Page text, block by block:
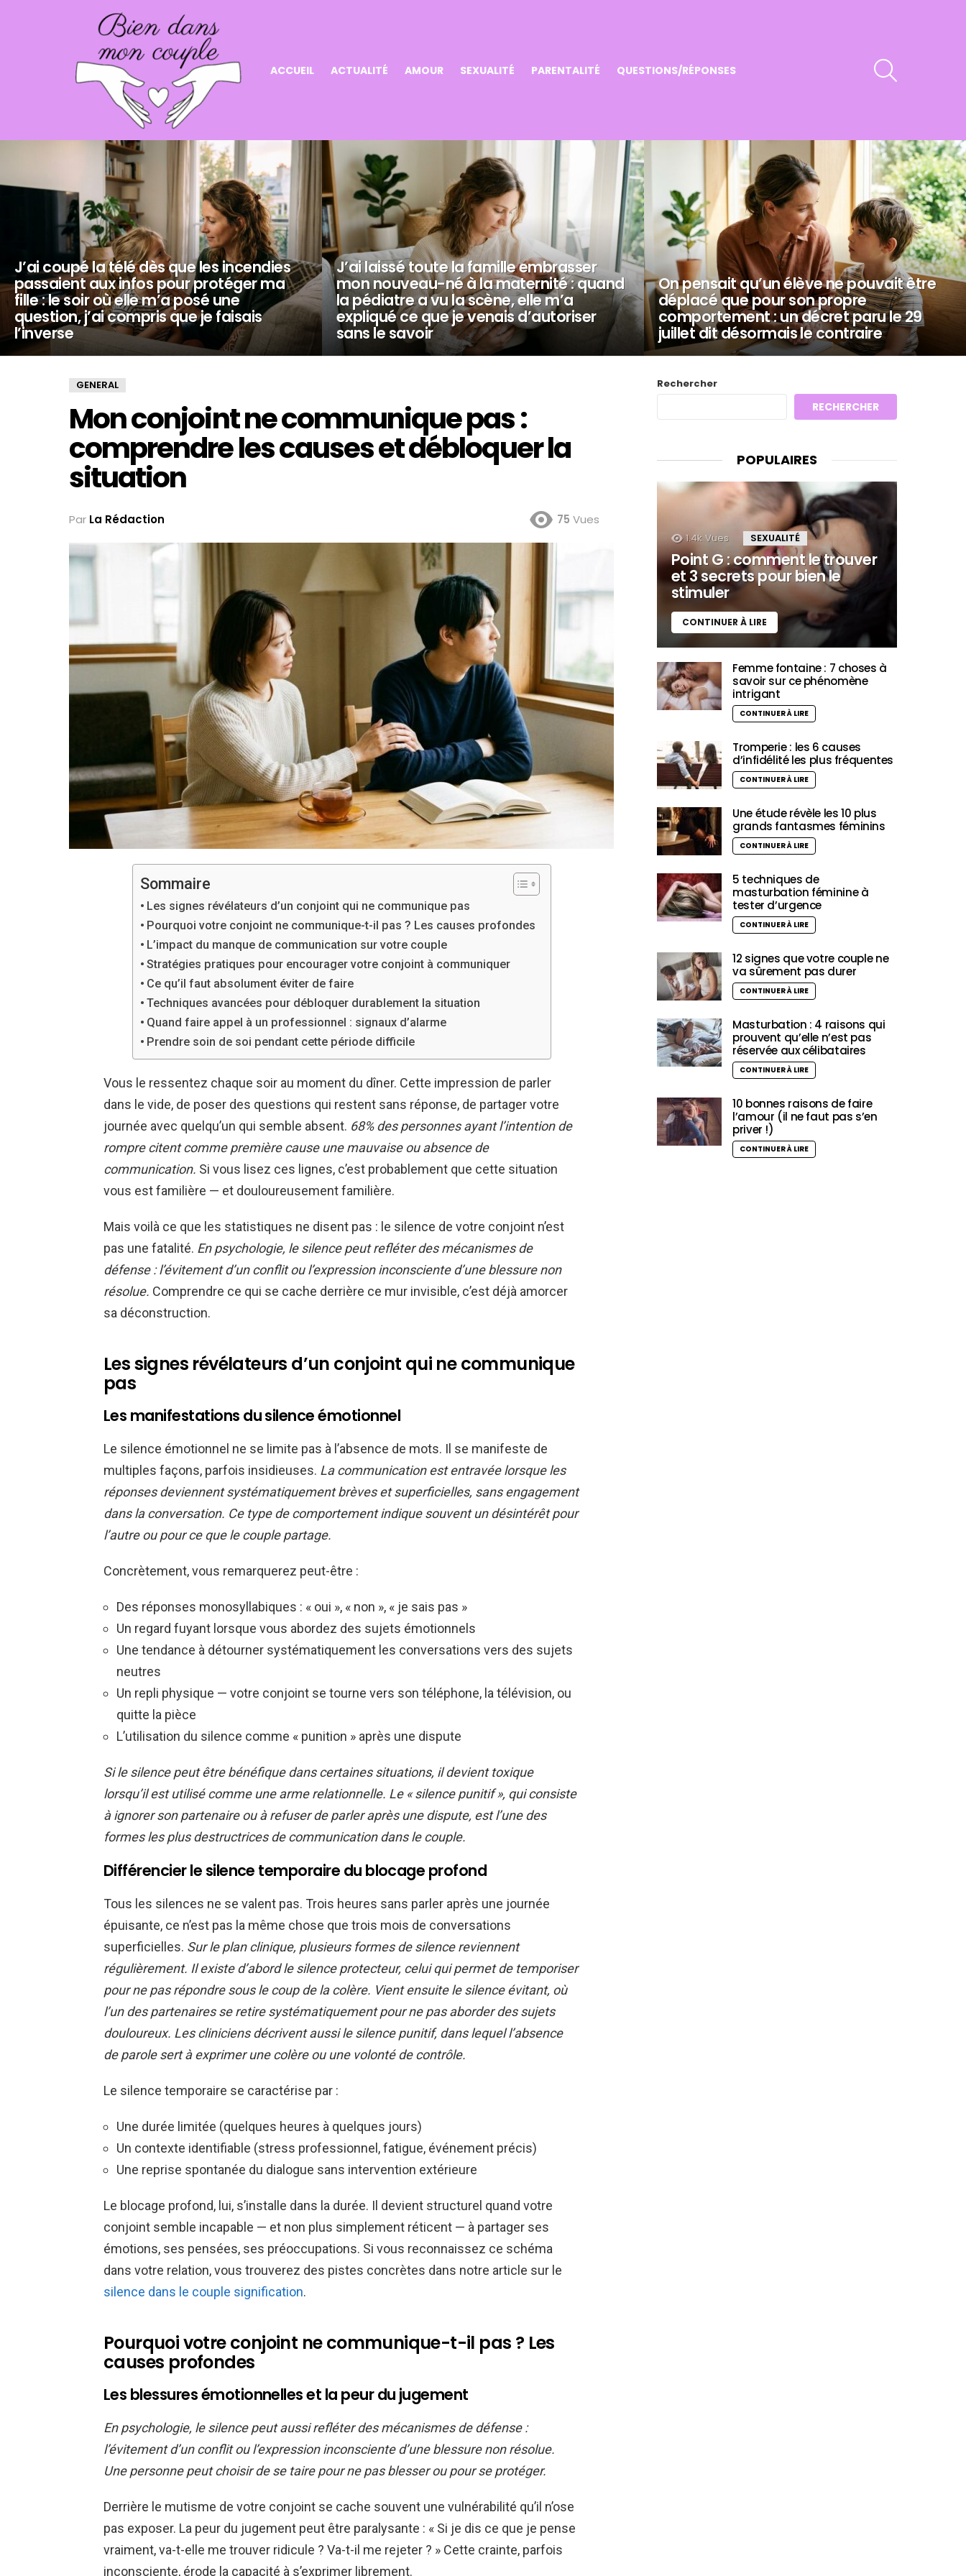
ACCUEIL ACTUALITÉ AMOUR SEXUALITÉ PARENTALITÉ QUESTIONS/RÉPONSES
J’ai coupé la télé dès que les incendies
passaient aux infos pour protéger ma
fille : le soir où elle m’a posé une
question, j’ai compris que je faisais
l’inverse
J’ai laissé toute la famille embrasser
mon nouveau-né à la maternité : quand
la pédiatre a vu la scène, elle m’a
expliqué ce que je venais d’autoriser
sans le savoir
On pensait qu’un élève ne pouvait être
déplacé que pour son propre
comportement : un décret paru le 29
juillet dit désormais le contraire
GENERAL
Mon conjoint ne communique pas :
comprendre les causes et débloquer la
situation
Par La Rédaction 75 Vues
Sommaire
Les signes révélateurs d’un conjoint qui ne communique pas
Pourquoi votre conjoint ne communique-t-il pas ? Les causes profondes
L’impact du manque de communication sur votre couple
Stratégies pratiques pour encourager votre conjoint à communiquer
Ce qu’il faut absolument éviter de faire
Techniques avancées pour débloquer durablement la situation
Quand faire appel à un professionnel : signaux d’alarme
Prendre soin de soi pendant cette période difficile
Vous le ressentez chaque soir au moment du dîner. Cette impression de parler
dans le vide, de poser des questions qui restent sans réponse, de partager votre
journée avec quelqu’un qui semble absent. 68% des personnes ayant l’intention de
rompre citent comme première cause une mauvaise ou absence de
communication. Si vous lisez ces lignes, c’est probablement que cette situation
vous est familière — et douloureusement familière.
Mais voilà ce que les statistiques ne disent pas : le silence de votre conjoint n’est
pas une fatalité. En psychologie, le silence peut refléter des mécanismes de
défense : l’évitement d’un conflit ou l’expression inconsciente d’une blessure non
résolue. Comprendre ce qui se cache derrière ce mur invisible, c’est déjà amorcer
sa déconstruction.
Les signes révélateurs d’un conjoint qui ne communique
pas
Les manifestations du silence émotionnel
Le silence émotionnel ne se limite pas à l’absence de mots. Il se manifeste de
multiples façons, parfois insidieuses. La communication est entravée lorsque les
réponses deviennent systématiquement brèves et superficielles, sans engagement
dans la conversation. Ce type de comportement indique souvent un désintérêt pour
l’autre ou pour ce que le couple partage.
Concrètement, vous remarquerez peut-être :
Des réponses monosyllabiques : « oui », « non », « je sais pas »
Un regard fuyant lorsque vous abordez des sujets émotionnels
Une tendance à détourner systématiquement les conversations vers des sujets
neutres
Un repli physique — votre conjoint se tourne vers son téléphone, la télévision, ou
quitte la pièce
L’utilisation du silence comme « punition » après une dispute
Si le silence peut être bénéfique dans certaines situations, il devient toxique
lorsqu’il est utilisé comme une arme relationnelle. Le « silence punitif », qui consiste
à ignorer son partenaire ou à refuser de parler après une dispute, est l’une des
formes les plus destructrices de communication dans le couple.
Différencier le silence temporaire du blocage profond
Tous les silences ne se valent pas. Trois heures sans parler après une journée
épuisante, ce n’est pas la même chose que trois mois de conversations
superficielles. Sur le plan clinique, plusieurs formes de silence reviennent
régulièrement. Il existe d’abord le silence protecteur, celui qui permet de temporiser
pour ne pas répondre sous le coup de la colère. Vient ensuite le silence évitant, où
l’un des partenaires se retire systématiquement pour ne pas aborder des sujets
douloureux. Les cliniciens décrivent aussi le silence punitif, dans lequel l’absence
de parole sert à exprimer une colère ou une volonté de contrôle.
Le silence temporaire se caractérise par :
Une durée limitée (quelques heures à quelques jours)
Un contexte identifiable (stress professionnel, fatigue, événement précis)
Une reprise spontanée du dialogue sans intervention extérieure
Le blocage profond, lui, s’installe dans la durée. Il devient structurel quand votre
conjoint semble incapable — et non plus simplement réticent — à partager ses
émotions, ses pensées, ses préoccupations. Si vous reconnaissez ce schéma
dans votre relation, vous trouverez des pistes concrètes dans notre article sur le
silence dans le couple signification.
Pourquoi votre conjoint ne communique-t-il pas ? Les
causes profondes
Les blessures émotionnelles et la peur du jugement
En psychologie, le silence peut aussi refléter des mécanismes de défense :
l’évitement d’un conflit ou l’expression inconsciente d’une blessure non résolue.
Une personne peut choisir de se taire pour ne pas blesser ou pour se protéger.
Derrière le mutisme de votre conjoint se cache souvent une vulnérabilité qu’il n’ose
pas exposer. La peur du jugement peut être paralysante : « Si je dis ce que je pense
vraiment, va-t-elle me trouver ridicule ? Va-t-il me rejeter ? » Cette crainte, parfois
inconsciente, érode la capacité à s’exprimer librement.
Rechercher
RECHERCHER
POPULAIRES
1.4k Vues SEXUALITÉ
Point G : comment le trouver
et 3 secrets pour bien le
stimuler
CONTINUER À LIRE
Femme fontaine : 7 choses à
savoir sur ce phénomène
intrigant
CONTINUER À LIRE
Tromperie : les 6 causes
d’infidélité les plus fréquentes
CONTINUER À LIRE
Une étude révèle les 10 plus
grands fantasmes féminins
CONTINUER À LIRE
5 techniques de
masturbation féminine à
tester d’urgence
CONTINUER À LIRE
12 signes que votre couple ne
va sûrement pas durer
CONTINUER À LIRE
Masturbation : 4 raisons qui
prouvent qu’elle n’est pas
réservée aux célibataires
CONTINUER À LIRE
10 bonnes raisons de faire
l’amour (il ne faut pas s’en
priver !)
CONTINUER À LIRE